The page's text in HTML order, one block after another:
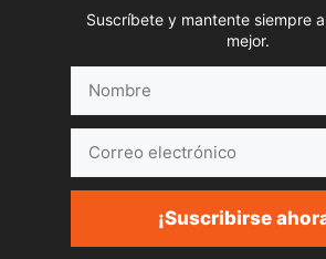
Suscríbete y mantente siempre
mejor.
electrónico
¡Suscribirse